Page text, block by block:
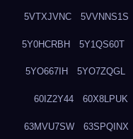
5VTXJVNC 5VVNNS1S
5Y0HCRBH 5Y1QS60T
5YO667IH 5YO7ZQGL
60IZ2Y44 60X8LPUK
63MVU7SW 63SPQINX